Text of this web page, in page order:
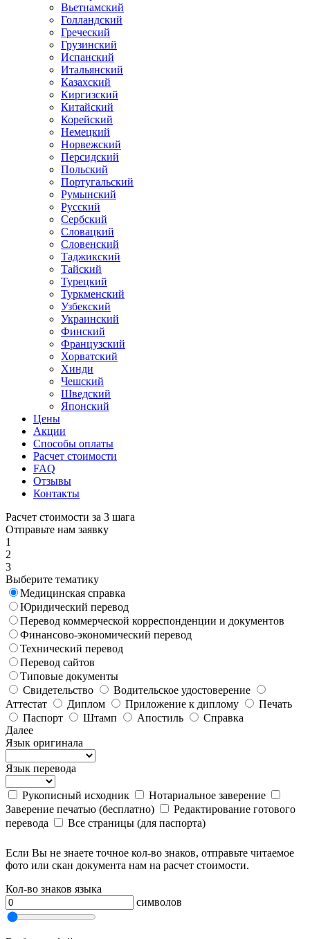
Вьетнамский
Голландский
Греческий
Грузинский
Испанский
Итальянский
Казахский
Киргизский
Китайский
Корейский
Немецкий
Норвежский
Персидский
Польский
Португальский
Румынский
Русский
Сербский
Словацкий
Словенский
Таджикский
Тайский
Турецкий
Туркменский
Узбекский
Украинский
Финский
Французский
Хорватский
Хинди
Чешский
Шведский
Японский
Цены
Акции
Способы оплаты
Расчет стоимости
FAQ
Отзывы
Контакты
Расчет стоимости за 3 шага
Отправьте нам заявку
1
2
3
Выберите тематику
Медицинская справка
Юридический перевод
Перевод коммерческой корреспонденции и документов
Финансово-экономический перевод
Технический перевод
Перевод сайтов
Типовые документы
Свидетельство
Водительское удостоверение
Аттестат
Диплом Приложение к диплому
Печать
Паспорт
Штамп Апостиль
Справка
Далее
Язык оригинала
Язык перевода
Рукописный исходник
Нотариальное заверение
Заверение печатью (бесплатно)
Редактирование готового
перевода
Все страницы (для паспорта)
Если Вы не знаете точное кол-во знаков, отправьте читаемое
фото или скан документа нам на расчет стоимости.
Кол-во знаков языка
символов